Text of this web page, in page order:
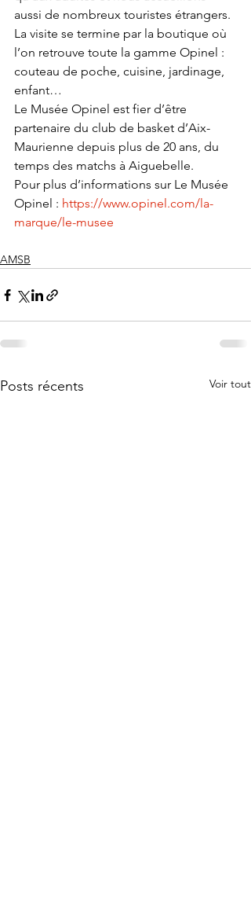
aussi de nombreux touristes étrangers.
La visite se termine par la boutique où
l’on retrouve toute la gamme Opinel :
couteau de poche, cuisine, jardinage,
enfant…
Le Musée Opinel est fier d’être
partenaire du club de basket d’Aix-
Maurienne depuis plus de 20 ans, du
temps des matchs à Aiguebelle.
Pour plus d’informations sur Le Musée
Opinel : https://www.opinel.com/la-
marque/le-musee
AMSB
Posts récents Voir tout